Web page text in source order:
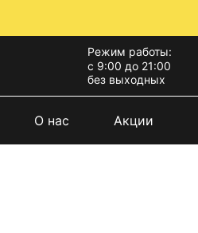
Режим работы:
с 9:00 до 21:00
без выходных
О нас Акции